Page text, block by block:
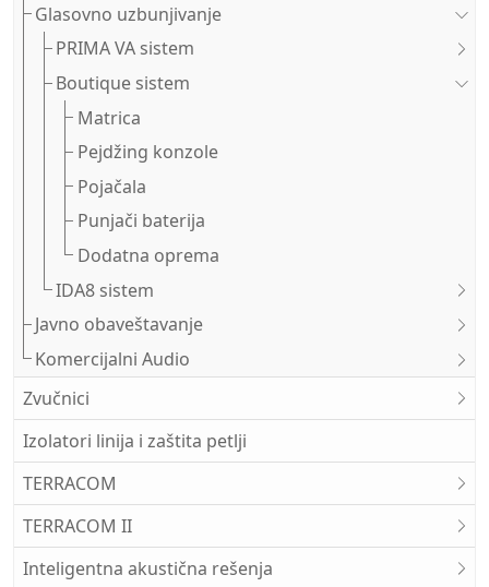
Glasovno uzbunjivanje
PRIMA VA sistem
Boutique sistem
Matrica
Pejdžing konzole
Pojačala
Punjači baterija
Dodatna oprema
IDA8 sistem
Javno obaveštavanje
Komercijalni Audio
Zvučnici
Izolatori linija i zaštita petlji
TERRACOM
TERRACOM II
Inteligentna akustična rešenja